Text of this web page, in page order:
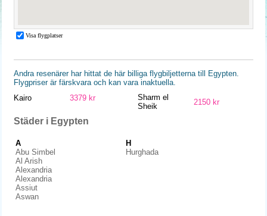
Andra resenärer har hittat de här billiga flygbiljetterna till Egypten.
Flygpriser är färskvara och kan vara inaktuella.
Kairo
3379 kr
Sharm el
Sheik
2150 kr
Städer i Egypten
A
Abu Simbel
Al Arish
Alexandria
Alexandria
Assiut
Aswan
H
Hurghada